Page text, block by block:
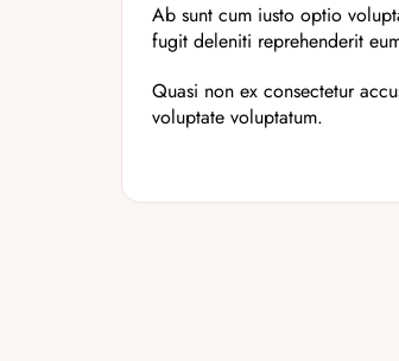
Ab sunt cum iusto optio
fugit deleniti reprehenderit
Quasi non ex consectetur
voluptate voluptatum.